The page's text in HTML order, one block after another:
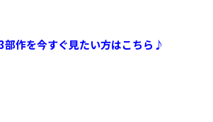
作を今すぐ見たい方はこちら♪